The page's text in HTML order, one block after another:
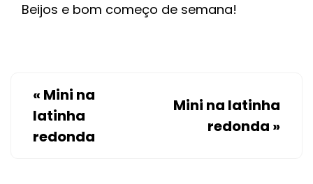
Beijos e bom começo de semana!
« Mini na
latinha
redonda
Mini na latinha
redonda »